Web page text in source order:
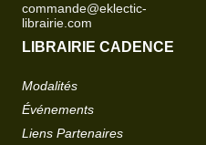
commande@eklectic-
librairie.com
LIBRAIRIE CADENCE
Modalités
Événements
Liens Partenaires